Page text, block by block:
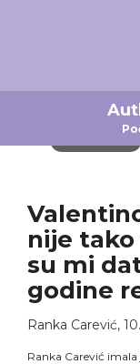
nije
su mi
godine
Ranka Carević,
Ranka Carević